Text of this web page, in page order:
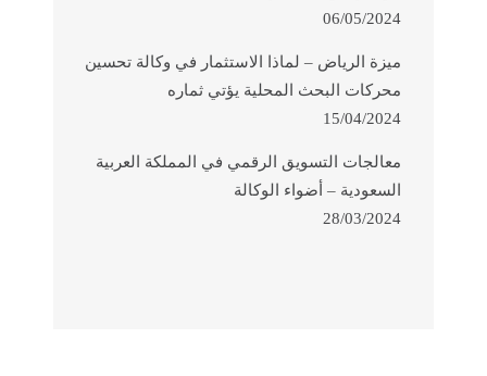
06/05/2024
ميزة الرياض – لماذا الاستثمار في وكالة تحسين
محركات البحث المحلية يؤتي ثماره
15/04/2024
معالجات التسويق الرقمي في المملكة العربية
السعودية – أضواء الوكالة
28/03/2024